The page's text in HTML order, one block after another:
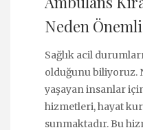
Neden
Sağlık acil
olduğunu biliyoruz.
yaşayan insanlar
hizmetleri, hayat
sunmaktadır. Bu